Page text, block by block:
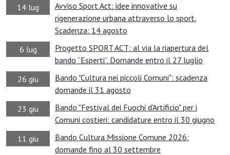
14 lug
Avviso Sport Act: idee innovative su
rigenerazione urbana attraverso lo sport.
Scadenza: 14 agosto
6 lug
Progetto SPORT ACT: al via la riapertura del
bando “Esperti”. Domande entro il 27 luglio
26 giu
Bando "Cultura nei piccoli Comuni": scadenza
domande il 31 agosto
23 giu
Bando "Festival dei Fuochi d'Artificio" per i
Comuni costieri: candidature entro il 30 giugno
11 giu
Bando Cultura Missione Comune 2026:
domande fino al 30 settembre